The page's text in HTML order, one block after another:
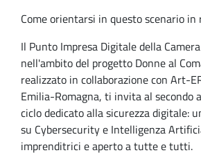
Come orientarsi in questo scenario in
Il Punto Impresa Digitale della
nell'ambito del progetto Donne al
realizzato in collaborazione con Art-
Emilia-Romagna, ti invita al secondo
ciclo dedicato alla sicurezza digitale:
su Cybersecurity e Intelligenza
imprenditrici e aperto a tutte e tutti.